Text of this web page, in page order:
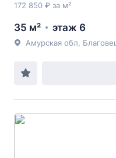
172 850 ₽ за м²
35 м² этаж 6
Амурская обл,